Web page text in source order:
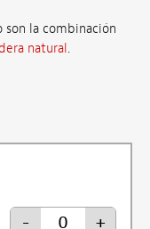
son la combinación
natural.
- +